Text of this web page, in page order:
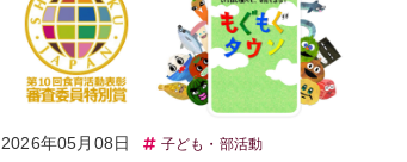
2026年05月08日 子ども・部活動